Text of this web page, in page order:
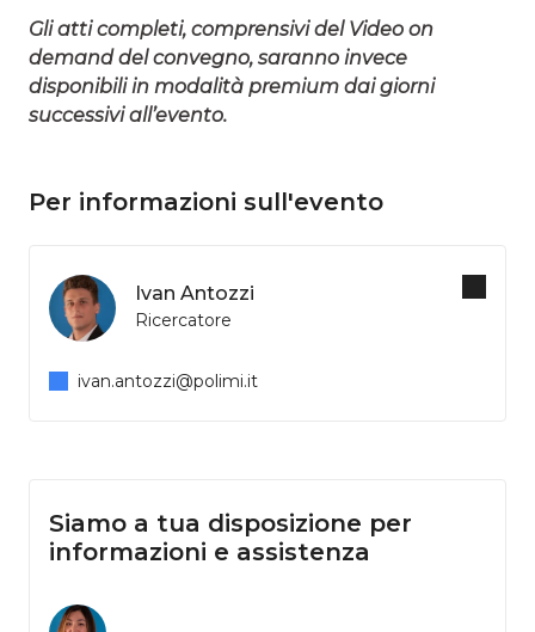
Gli atti completi, comprensivi del Video on
demand del convegno, saranno invece
disponibili in modalità premium dai giorni
successivi all’evento.
Per informazioni sull'evento
Ivan Antozzi
Ricercatore
ivan.antozzi@polimi.it
Siamo a tua disposizione per
informazioni e assistenza